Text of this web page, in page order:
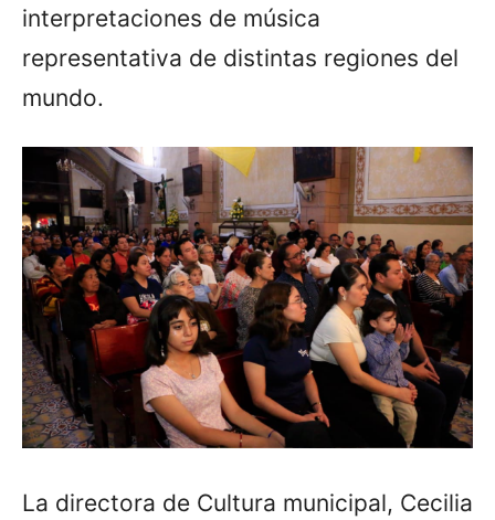
interpretaciones de música
representativa de distintas regiones del
mundo.
La directora de Cultura municipal, Cecilia